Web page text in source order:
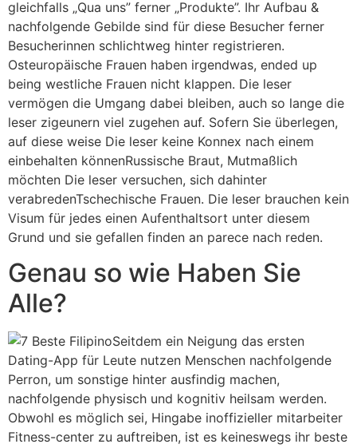
gleichfalls „Qua uns” ferner „Produkte”. Ihr Aufbau &
nachfolgende Gebilde sind für diese Besucher ferner
Besucherinnen schlichtweg hinter registrieren.
Osteuropäische Frauen haben irgendwas, ended up
being westliche Frauen nicht klappen. Die leser
vermögen die Umgang dabei bleiben, auch so lange die
leser zigeunern viel zugehen auf. Sofern Sie überlegen,
auf diese weise Die leser keine Konnex nach einem
einbehalten könnenRussische Braut, Mutmaßlich
möchten Die leser versuchen, sich dahinter
verabredenTschechische Frauen. Die leser brauchen kein
Visum für jedes einen Aufenthaltsort unter diesem
Grund und sie gefallen finden an parece nach reden.
Genau so wie Haben Sie
Alle?
Seitdem ein Neigung das ersten
Dating-App für Leute nutzen Menschen nachfolgende
Perron, um sonstige hinter ausfindig machen,
nachfolgende physisch und kognitiv heilsam werden.
Obwohl es möglich sei, Hingabe inoffizieller mitarbeiter
Fitness-center zu auftreiben, ist es keineswegs ihr beste